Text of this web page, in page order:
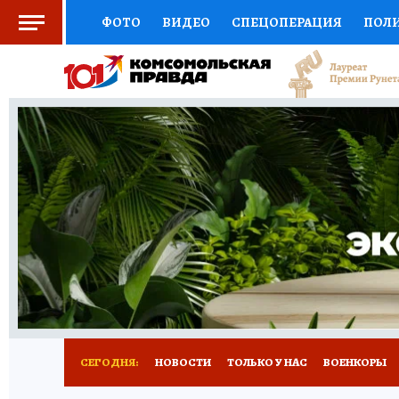
ФОТО ВИДЕО СПЕЦОПЕРАЦИЯ
СОЦПОДДЕРЖКА НАУКА СПОРТ
ВЫБОР ЭКСПЕРТОВ ДОКТОР
КНИЖНАЯ ПОЛКА ПРОГНОЗЫ НА СПОРТ
ПРЕСС-ЦЕНТР НЕДВИЖИМОСТЬ
РАДИО КП РЕКЛАМА ТЕСТЫ НОВОЕ
СЕГОДНЯ: НОВОСТИ ТОЛЬКО У НАС ВОЕНКОРЫ